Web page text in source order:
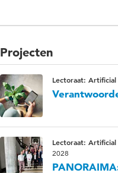
Projecten
Lectoraat:
Lectoraat:
2028